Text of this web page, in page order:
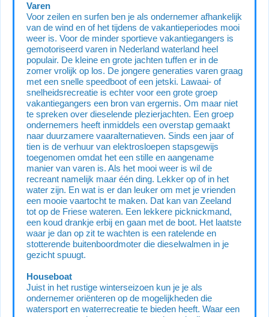
Varen
Voor zeilen en surfen ben je als ondernemer afhankelijk
van de wind en of het tijdens de vakantieperiodes mooi
weer is. Voor de minder sportieve vakantiegangers is
gemotoriseerd varen in Nederland waterland heel
populair. De kleine en grote jachten tuffen er in de
zomer vrolijk op los. De jongere generaties varen graag
met een snelle speedboot of een jetski. Lawaai- of
snelheidsrecreatie is echter voor een grote groep
vakantiegangers een bron van ergernis. Om maar niet
te spreken over dieselende plezierjachten. Een groep
ondernemers heeft inmiddels een overstap gemaakt
naar duurzamere vaaralternatieven. Sinds een jaar of
tien is de verhuur van elektrosloepen stapsgewijs
toegenomen omdat het een stille en aangename
manier van varen is. Als het mooi weer is wil de
recreant namelijk maar één ding. Lekker op of in het
water zijn. En wat is er dan leuker om met je vrienden
een mooie vaartocht te maken. Dat kan van Zeeland
tot op de Friese wateren. Een lekkere picknickmand,
een koud drankje erbij en gaan met de boot. Het laatste
waar je dan op zit te wachten is een ratelende en
stotterende buitenboordmoter die dieselwalmen in je
gezicht spuugt.
Houseboat
Juist in het rustige winterseizoen kun je je als
ondernemer oriënteren op de mogelijkheden die
watersport en waterrecreatie te bieden heeft. Waar een